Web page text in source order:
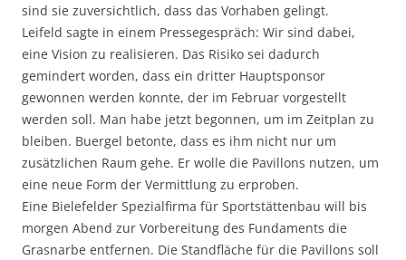
sind sie zuversichtlich, dass das Vorhaben gelingt.
Leifeld sagte in einem Pressegespräch: Wir sind dabei,
eine Vision zu realisieren. Das Risiko sei dadurch
gemindert worden, dass ein dritter Hauptsponsor
gewonnen werden konnte, der im Februar vorgestellt
werden soll. Man habe jetzt begonnen, um im Zeitplan zu
bleiben. Buergel betonte, dass es ihm nicht nur um
zusätzlichen Raum gehe. Er wolle die Pavillons nutzen, um
eine neue Form der Vermittlung zu erproben.
Eine Bielefelder Spezialfirma für Sportstättenbau will bis
morgen Abend zur Vorbereitung des Fundaments die
Grasnarbe entfernen. Die Standfläche für die Pavillons soll